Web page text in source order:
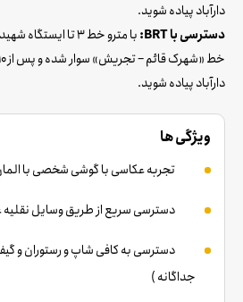
دارآباد پیاده شوید.
دسترسی با BRT:
دارآباد پیاده شوید.
ویژگی ها
تجربه عکاسی با گوشی شخصی با
دسترسی سریع از طریق وسایل
دسترسی به کافی شاپ و رستوران و
جداگانه )